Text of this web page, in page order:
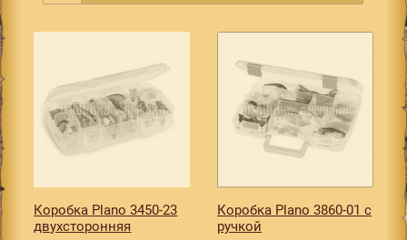
Коробка Plano 3450-23
двухсторонняя
Коробка Plano 3860-01 с
ручкой